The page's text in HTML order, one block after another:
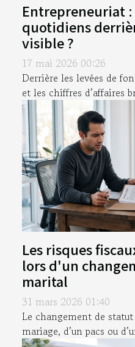
Entrepreneuriat
quotidiens
visible ?
17 mai 2026 00:26
Derrière les levées de
et les chiffres d’affaires
Les risques
lors d'un
marital
31 mars 2026 01:40
Le changement de statut
mariage, d’un pacs ou